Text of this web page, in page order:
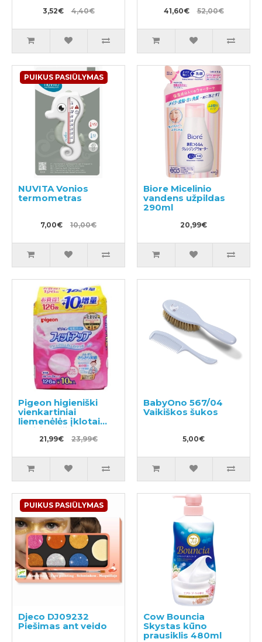
3,52€ 4,40€ 41,60€ 52,00€
PUIKUS PASIŪLYMAS
NUVITA Vonios
termometras
7,00€ 10,00€
Biore Micelinio
vandens užpildas
290ml
20,99€
Pigeon higieniški
vienkartiniai
liemenėlės įklotai
maitinančioms
mamoms 136vnt
21,99€ 23,99€
BabyOno 567/04
Vaikiškos šukos
5,00€
PUIKUS PASIŪLYMAS
Djeco DJ09232
Piešimas ant veido
Cow Bouncia
Skystas kūno
prausiklis 480ml